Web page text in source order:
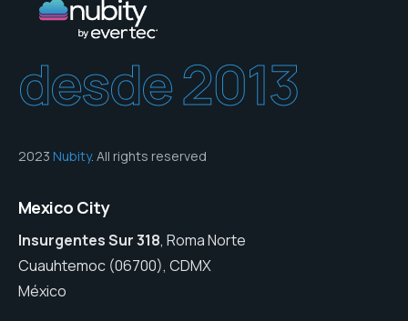
desde 2013
2023 Nubity. All rights reserved
Mexico City
Insurgentes Sur 318, Roma Norte
Cuauhtemoc (06700), CDMX
México